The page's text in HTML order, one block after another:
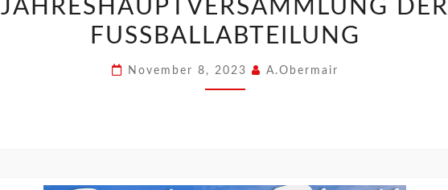
JAHRESHAUPTVERSAMMLUNG DER
FUSSBALLABTEILUNG
November 8, 2023 A.Obermair